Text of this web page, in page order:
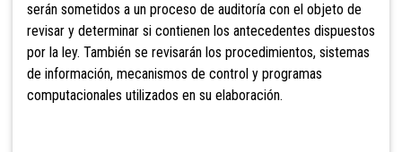
serán sometidos a un proceso de auditoría con el objeto de
revisar y determinar si contienen los antecedentes dispuestos
por la ley. También se revisarán los procedimientos, sistemas
de información, mecanismos de control y programas
computacionales utilizados en su elaboración.